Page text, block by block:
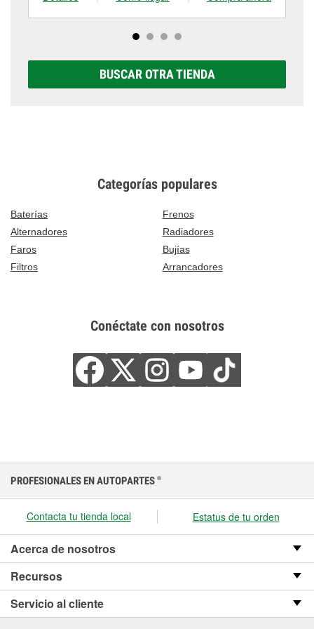
BUSCAR OTRA TIENDA
Categorías populares
Baterías
Frenos
Alternadores
Radiadores
Faros
Bujías
Filtros
Arrancadores
Conéctate con nosotros
PROFESIONALES EN AUTOPARTES ®
Contacta tu tienda local Estatus de tu orden
Acerca de nosotros
Recursos
Servicio al cliente